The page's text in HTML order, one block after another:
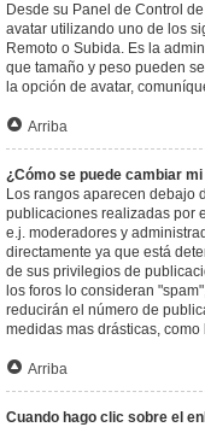
Desde su Panel de Control
avatar utilizando uno de los
Remoto o Subida. Es la
que tamaño y peso pueden
la opción de avatar,
Arriba
¿Cómo se puede cambiar
Los rangos aparecen debajo
publicaciones realizadas por
e.j. moderadores y
directamente ya que está
de sus privilegios de
los foros lo consideran
reducirán el número de
medidas mas drásticas,
Arriba
Cuando hago clic sobre el